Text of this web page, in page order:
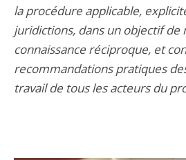
la procédure applicable,
juridictions, dans un objectif de
connaissance réciproque, et
recommandations pratiques
travail de tous les acteurs du